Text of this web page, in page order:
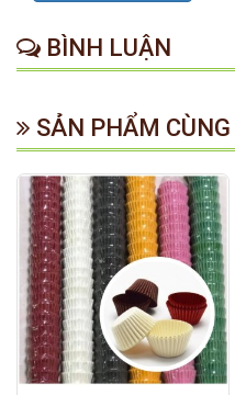
BÌNH LUẬN
SẢN PHẨM CÙNG